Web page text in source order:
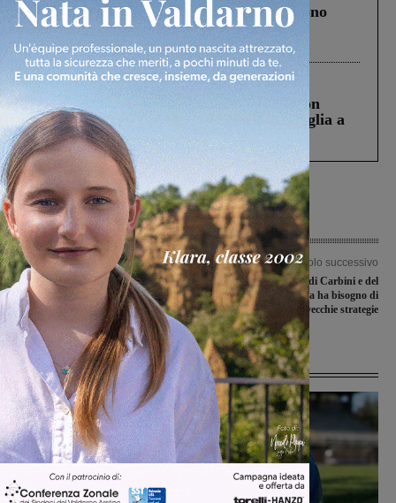
Un anno fa la strage in A1 in cui morirono
Gianni, Giulia e Franco. Lo schianto, il
processo, lo stop ai sorpassi fra tir....
Cronaca 3 Agosto 2026
Scomparso da una struttura di Castiglion
Fiorentino l’uomo che aveva ucciso la figlia a
Levane nel 2020
Articolo precedente
Cantiere per l’asfaltatura a Matassino
e Figline: le modifiche alla viabilità
Articolo successivo
L’Altra Toscana di Carbini e del
Ghingaro: la Toscana ha bisogno di
aria nuova, non di vecchie strategie
Ultime Notizie